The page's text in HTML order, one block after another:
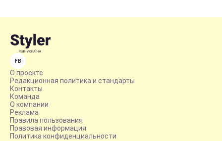
FB
О проекте
Редакционная политика и стандарты
Контакты
Команда
О компании
Реклама
Правила пользования
Правовая информация
Политика конфиденциальности